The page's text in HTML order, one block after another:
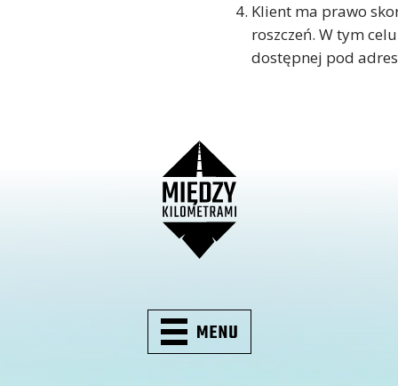
Klient ma prawo
roszczeń. W tym
dostępnej pod